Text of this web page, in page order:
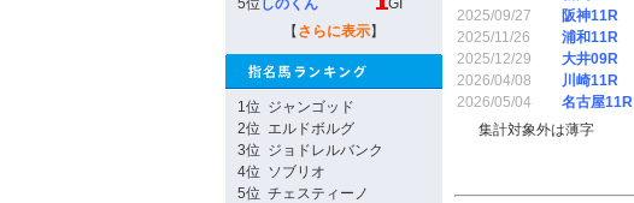
5位 しのくん
GI
【 さらに表示】
1位 ジャンゴッド
2位 エルドボルグ
3位 ジョドレルバンク
4位 ソブリオ
5位 チェスティーノ
2025/09/27
阪神11R
2025/11/26
浦和11R
2025/12/29
大井09R
2026/04/08
川崎11R
2026/05/04
名古屋11R
集計対象外は薄字